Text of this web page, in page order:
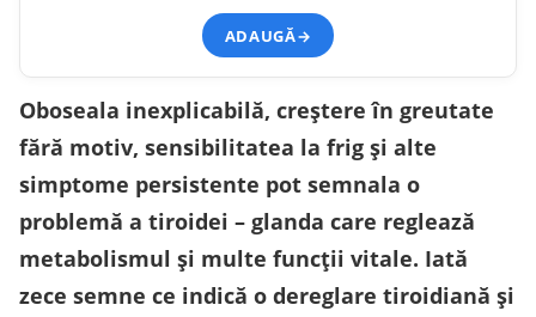
ADAUGĂ→
Oboseala inexplicabilă, creștere în greutate
fără motiv, sensibilitatea la frig și alte
simptome persistente pot semnala o
problemă a tiroidei – glanda care reglează
metabolismul și multe funcții vitale. Iată
zece semne ce indică o dereglare tiroidiană și